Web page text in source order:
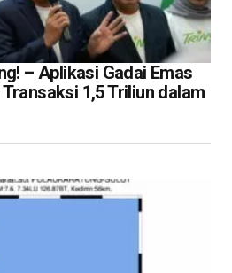
– Aplikasi Gadai Emas
1,5 Triliun dalam